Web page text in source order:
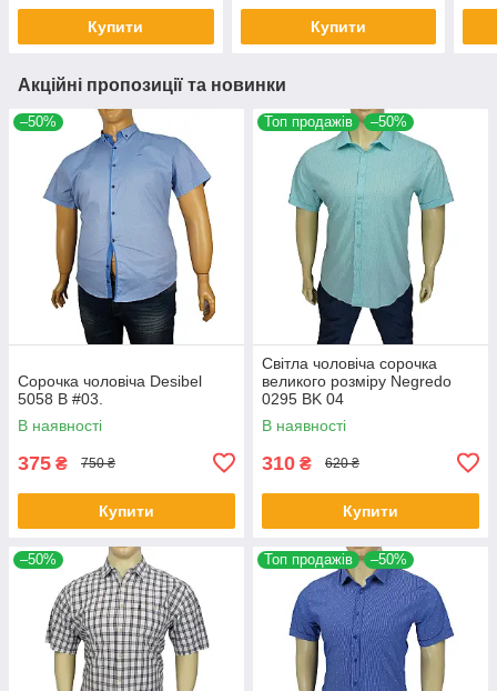
Купити Купити
Акційні пропозиції та новинки
–50%
Сорочка чоловіча Desibel
5058 B #03.
В наявності
375 ₴ 750 ₴
Купити
Топ продажів –50%
Світла чоловіча сорочка
великого розміру Negredo
0295 BK 04
В наявності
310 ₴ 620 ₴
Купити
–50% Топ продажів –50%